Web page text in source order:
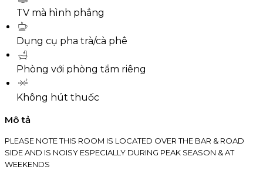
TV mà hình phẳng
Dụng cụ pha trà/cà phê
Phòng với phòng tắm riêng
Không hút thuốc
Mô tả
PLEASE NOTE THIS ROOM IS LOCATED OVER THE BAR & ROAD
SIDE AND IS NOISY ESPECIALLY DURING PEAK SEASON & AT
WEEKENDS